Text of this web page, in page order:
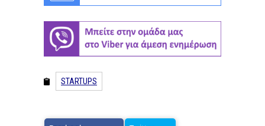
STARTUPS